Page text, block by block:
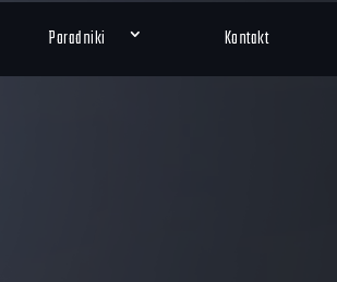
Poradniki Kontakt